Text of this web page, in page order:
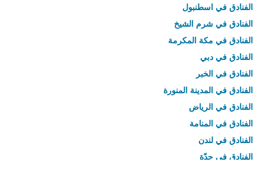
الفنادق في اسطنبول
الفنادق في شرم الشيخ
الفنادق في مكة المكرمة
الفنادق في دبي
الفنادق في الخبر
الفنادق في المدينة المنورة
الفنادق في الرياض
الفنادق في المنامة
الفنادق في لندن
الفنادق في جدّة